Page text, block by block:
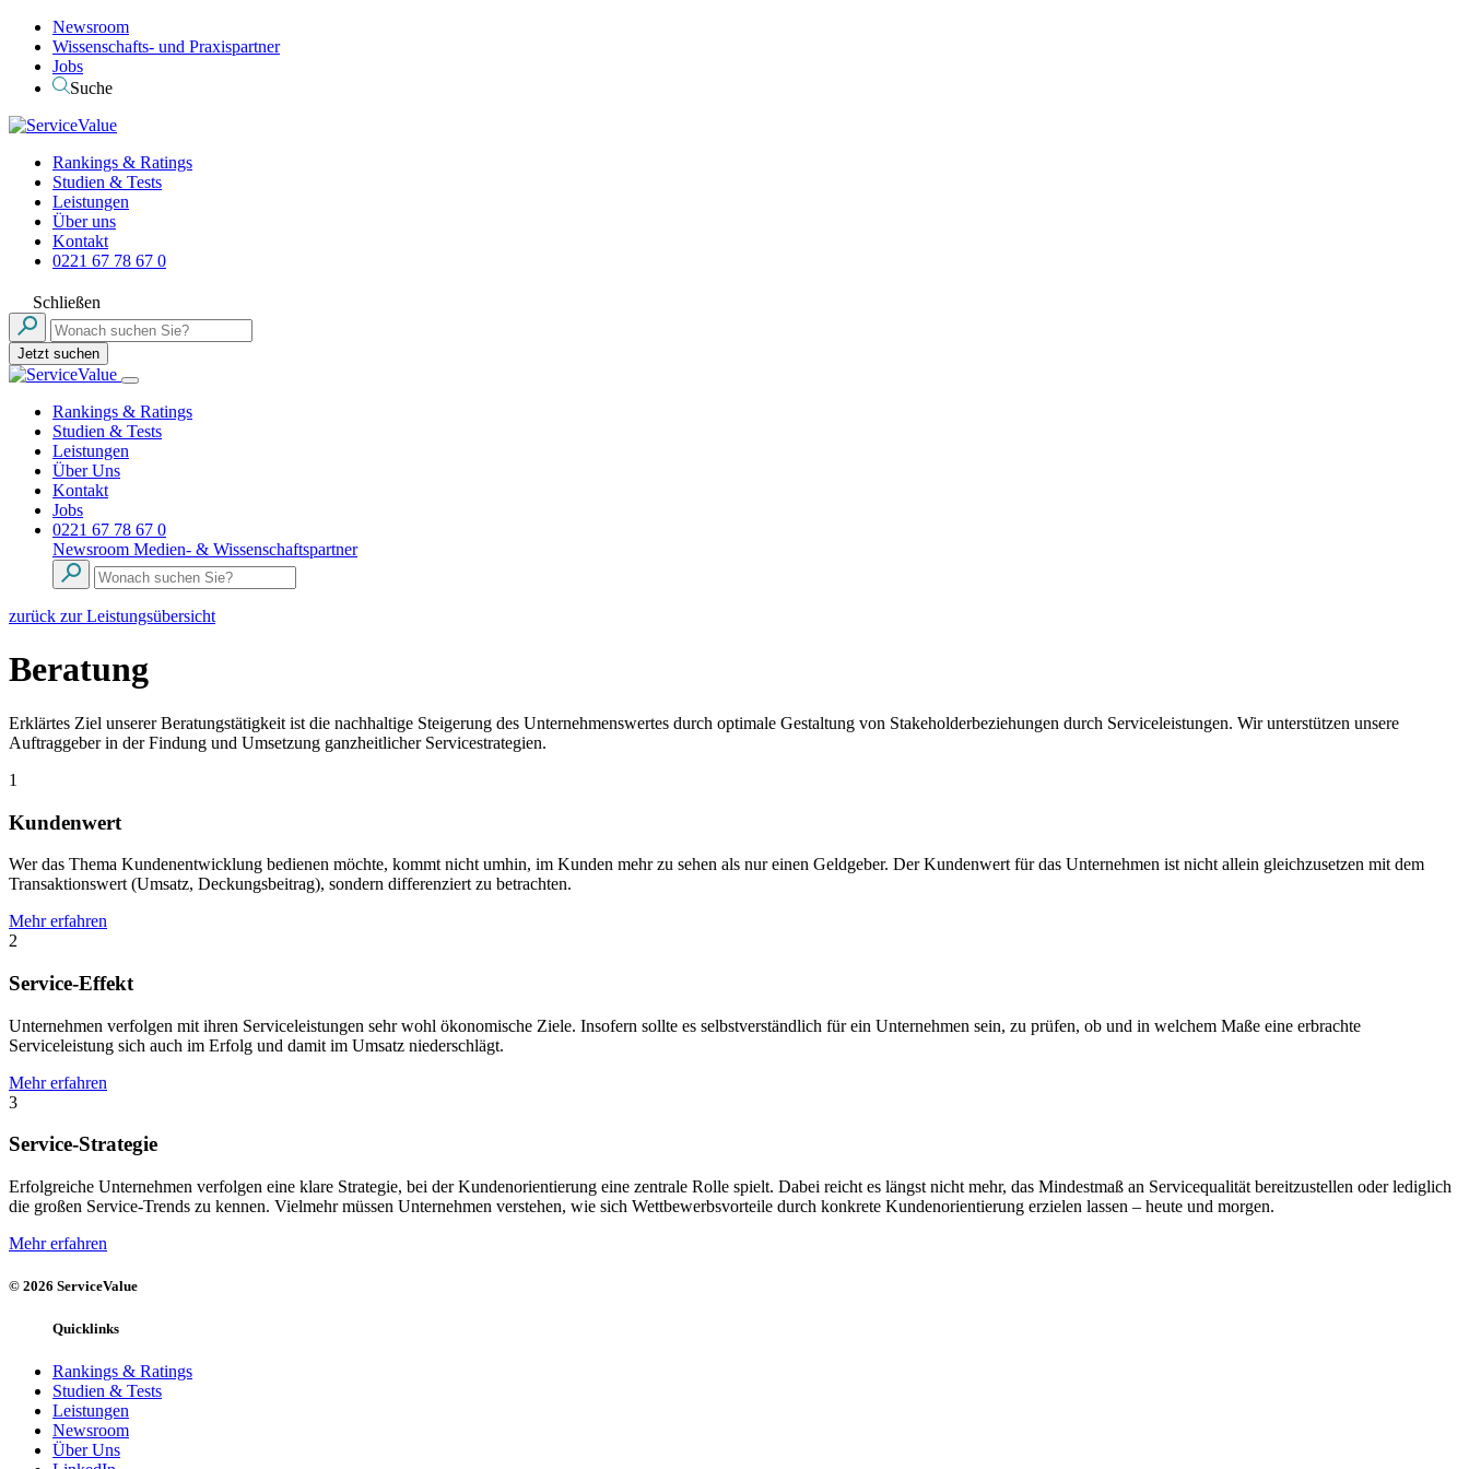
Newsroom
Wissenschafts- und Praxispartner
Jobs
Suche
Rankings & Ratings
Studien & Tests
Leistungen
Über uns
Kontakt
0221 67 78 67 0
Schließen
Jetzt suchen
Rankings & Ratings
Studien & Tests
Leistungen
Über Uns
Kontakt
Jobs
0221 67 78 67 0
Newsroom Medien- & Wissenschaftspartner
zurück zur Leistungsübersicht
Beratung
Erklärtes Ziel unserer Beratungstätigkeit ist die nachhaltige Steigerung des Unternehmenswertes durch optimale Gestaltung von Stakeholderbeziehungen durch Serviceleistungen. Wir unterstützen unsere
Auftraggeber in der Findung und Umsetzung ganzheitlicher Servicestrategien.
1
Kundenwert
Wer das Thema Kundenentwicklung bedienen möchte, kommt nicht umhin, im Kunden mehr zu sehen als nur einen Geldgeber. Der Kundenwert für das Unternehmen ist nicht allein gleichzusetzen mit dem
Transaktionswert (Umsatz, Deckungsbeitrag), sondern differenziert zu betrachten.
Mehr erfahren
2
Service-Effekt
Unternehmen verfolgen mit ihren Serviceleistungen sehr wohl ökonomische Ziele. Insofern sollte es selbstverständlich für ein Unternehmen sein, zu prüfen, ob und in welchem Maße eine erbrachte
Serviceleistung sich auch im Erfolg und damit im Umsatz niederschlägt.
Mehr erfahren
3
Service-Strategie
Erfolgreiche Unternehmen verfolgen eine klare Strategie, bei der Kundenorientierung eine zentrale Rolle spielt. Dabei reicht es längst nicht mehr, das Mindestmaß an Servicequalität bereitzustellen oder lediglich
die großen Service-Trends zu kennen. Vielmehr müssen Unternehmen verstehen, wie sich Wettbewerbsvorteile durch konkrete Kundenorientierung erzielen lassen – heute und morgen.
Mehr erfahren
© 2026 ServiceValue
Quicklinks
Rankings & Ratings
Studien & Tests
Leistungen
Newsroom
Über Uns